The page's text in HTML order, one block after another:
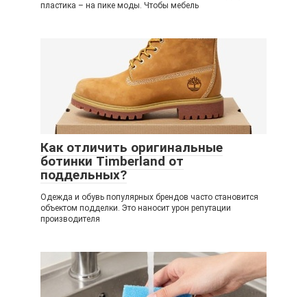
пластика – на пике моды. Чтобы мебель
Как отличить оригинальные
ботинки Timberland от
поддельных?
Одежда и обувь популярных брендов часто становится
объектом подделки. Это наносит урон репутации
производителя